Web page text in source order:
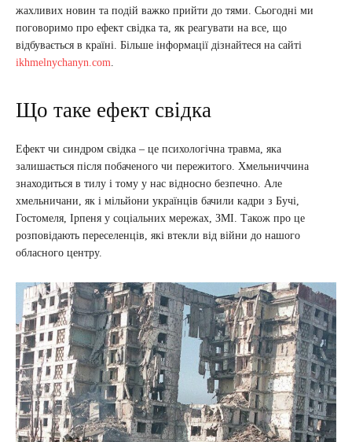
жахливих новин та подій важко прийти до тями. Сьогодні ми
поговоримо про ефект свідка та, як реагувати на все, що
відбувається в країні. Більше інформації дізнайтеся на сайті
ikhmelnychanyn.com.
Що таке ефект свідка
Ефект чи синдром свідка – це психологічна травма, яка
залишається після побаченого чи пережитого. Хмельниччина
знаходиться в тилу і тому у нас відносно безпечно. Але
хмельничани, як і мільйони українців бачили кадри з Бучі,
Гостомеля, Ірпеня у соціальних мережах, ЗМІ. Також про це
розповідають переселенців, які втекли від війни до нашого
обласного центру.